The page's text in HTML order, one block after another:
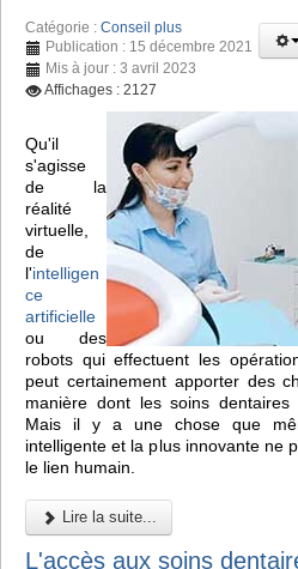
Catégorie : Conseil plus
Publication : 15 décembre 2021
Mis à jour : 3 avril 2023
Affichages : 2127
Qu'il
s'agisse
de la
réalité
virtuelle,
de
l'intelligen
ce
artificielle
ou des
robots qui effectuent les
peut certainement apporter des
manière dont les soins dentaires
Mais il y a une chose que
intelligente et la plus innovante ne
le lien humain.
Lire la suite...
L'accès aux soins